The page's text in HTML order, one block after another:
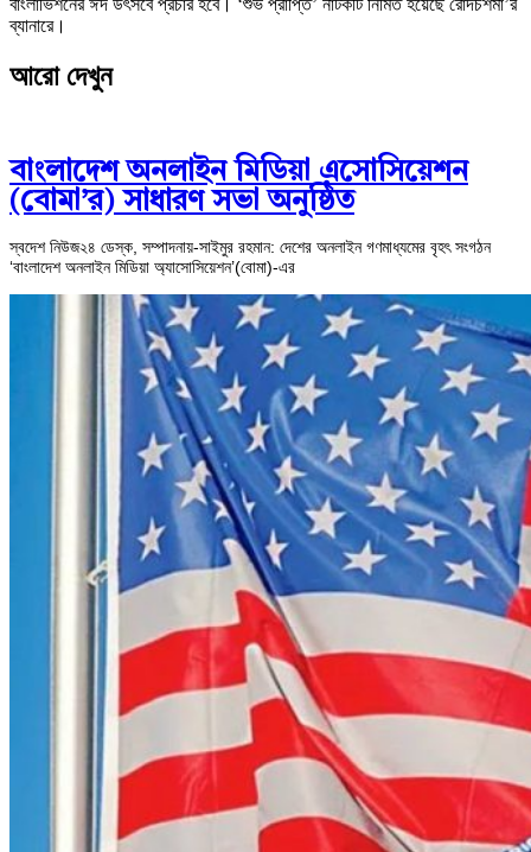
বাংলাভিশনের ঈদ উৎসবে প্রচার হবে। ‘শুভ প্রাপ্তি’ নাটকটি নির্মিত হয়েছে রোদচশমা’র
ব্যানারে।
আরো দেখুন
বাংলাদেশ অনলাইন মিডিয়া এসোসিয়েশন
(বোমা’র) সাধারণ সভা অনুষ্ঠিত
স্বদেশ নিউজ২৪ ডেস্ক, সম্পাদনায়-সাইমুর রহমান: দেশের অনলাইন গণমাধ্যমের বৃহৎ সংগঠন
‘বাংলাদেশ অনলাইন মিডিয়া অ্যাসোসিয়েশন’(বোমা)-এর